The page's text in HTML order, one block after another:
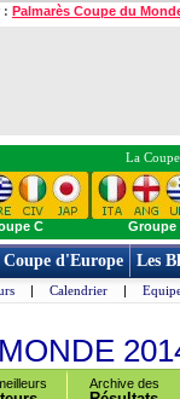
: Palmarès Coupe du
La
C Groupe
Coupe d'Europe Les
| Calendrier |
Archive des